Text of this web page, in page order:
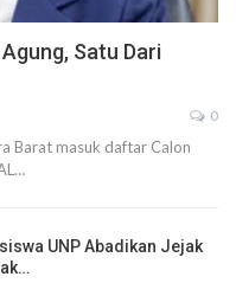
Satu Dari
0
Barat masuk daftar Calon
UNP Abadikan Jejak